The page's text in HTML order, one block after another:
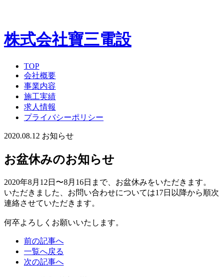
株式会社寶三電設
TOP
会社概要
事業内容
施工実績
求人情報
プライバシーポリシー
2020.08.12 お知らせ
お盆休みのお知らせ
2020年8月12日〜8月16日まで、お盆休みをいただきます。
いただきました、お問い合わせについては17日以降から順次
連絡させていただきます。
何卒よろしくお願いいたします。
前の記事へ
一覧へ戻る
次の記事へ